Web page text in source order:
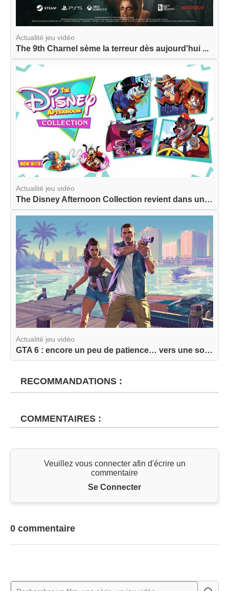
Actualité jeu vidéo
The 9th Charnel sème la terreur dès aujourd'hui ...
Actualité jeu vidéo
The Disney Afternoon Collection revient dans une...
Actualité jeu vidéo
GTA 6 : encore un peu de patience… vers une sort...
RECOMMANDATIONS :
COMMENTAIRES :
Veuillez vous connecter afin d'écrire un
commentaire
Se Connecter
0 commentaire